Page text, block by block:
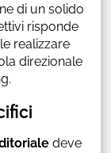
di un solido
risponde
realizzare
direzionale
deve